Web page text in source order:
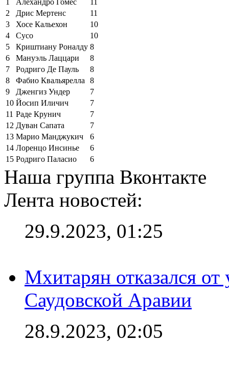
2
Дрис Мертенс
11
3
Хосе Кальехон
10
4
Сусо
10
5
Криштиану Роналду 8
6
Мануэль Лаццари
8
7
Родриго Де Пауль
8
8
Фабио Квальярелла
8
9
Дженгиз Ундер
7
10 Йосип Иличич
7
11 Раде Крунич
7
12 Дуван Сапата
7
13 Марио Манджукич
6
14 Лоренцо Инсинье
6
15 Родриго Паласио 6
Наша группа Вконтакте
Лента новостей:
29.9.2023, 01:25
Мхитарян отказался от
Саудовской Аравии
28.9.2023, 02:05